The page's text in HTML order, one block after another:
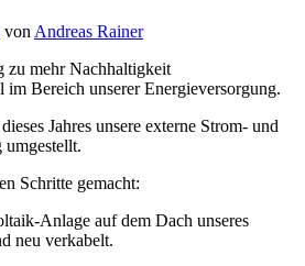
von Andreas Rainer
zu mehr Nachhaltigkeit
im Bereich unserer Energieversorgung.
Jahres unsere externe Strom- und
umgestellt.
Schritte gemacht:
Anlage auf dem Dach unseres
neu verkabelt.